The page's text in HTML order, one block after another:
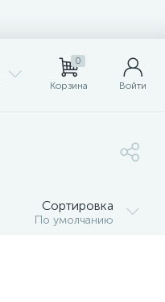
0
Корзина Войти
Сортировка
По умолчанию